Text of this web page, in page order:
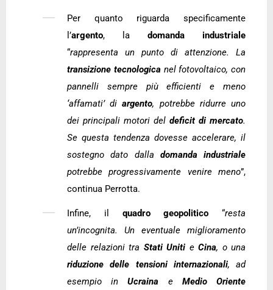
Per quanto riguarda specificamente
l’argento, la domanda industriale
“rappresenta un punto di attenzione. La
transizione tecnologicanel fotovoltaico, con
pannelli sempre più efficienti e meno
‘affamati’ diargento, potrebbe ridurre uno
dei principali motori del deficit di mercato.
Se questa tendenza dovesse accelerare, il
sostegno dato dalla domanda industriale
potrebbe progressivamente venire meno”,
continua Perrotta.
Infine, il quadro geopolitico “resta
un’incognita. Un eventuale miglioramento
delle relazioni tra Stati Uniti e Cina, o una
riduzione delle tensioni internazionali, ad
esempio inUcraina e Medio Oriente